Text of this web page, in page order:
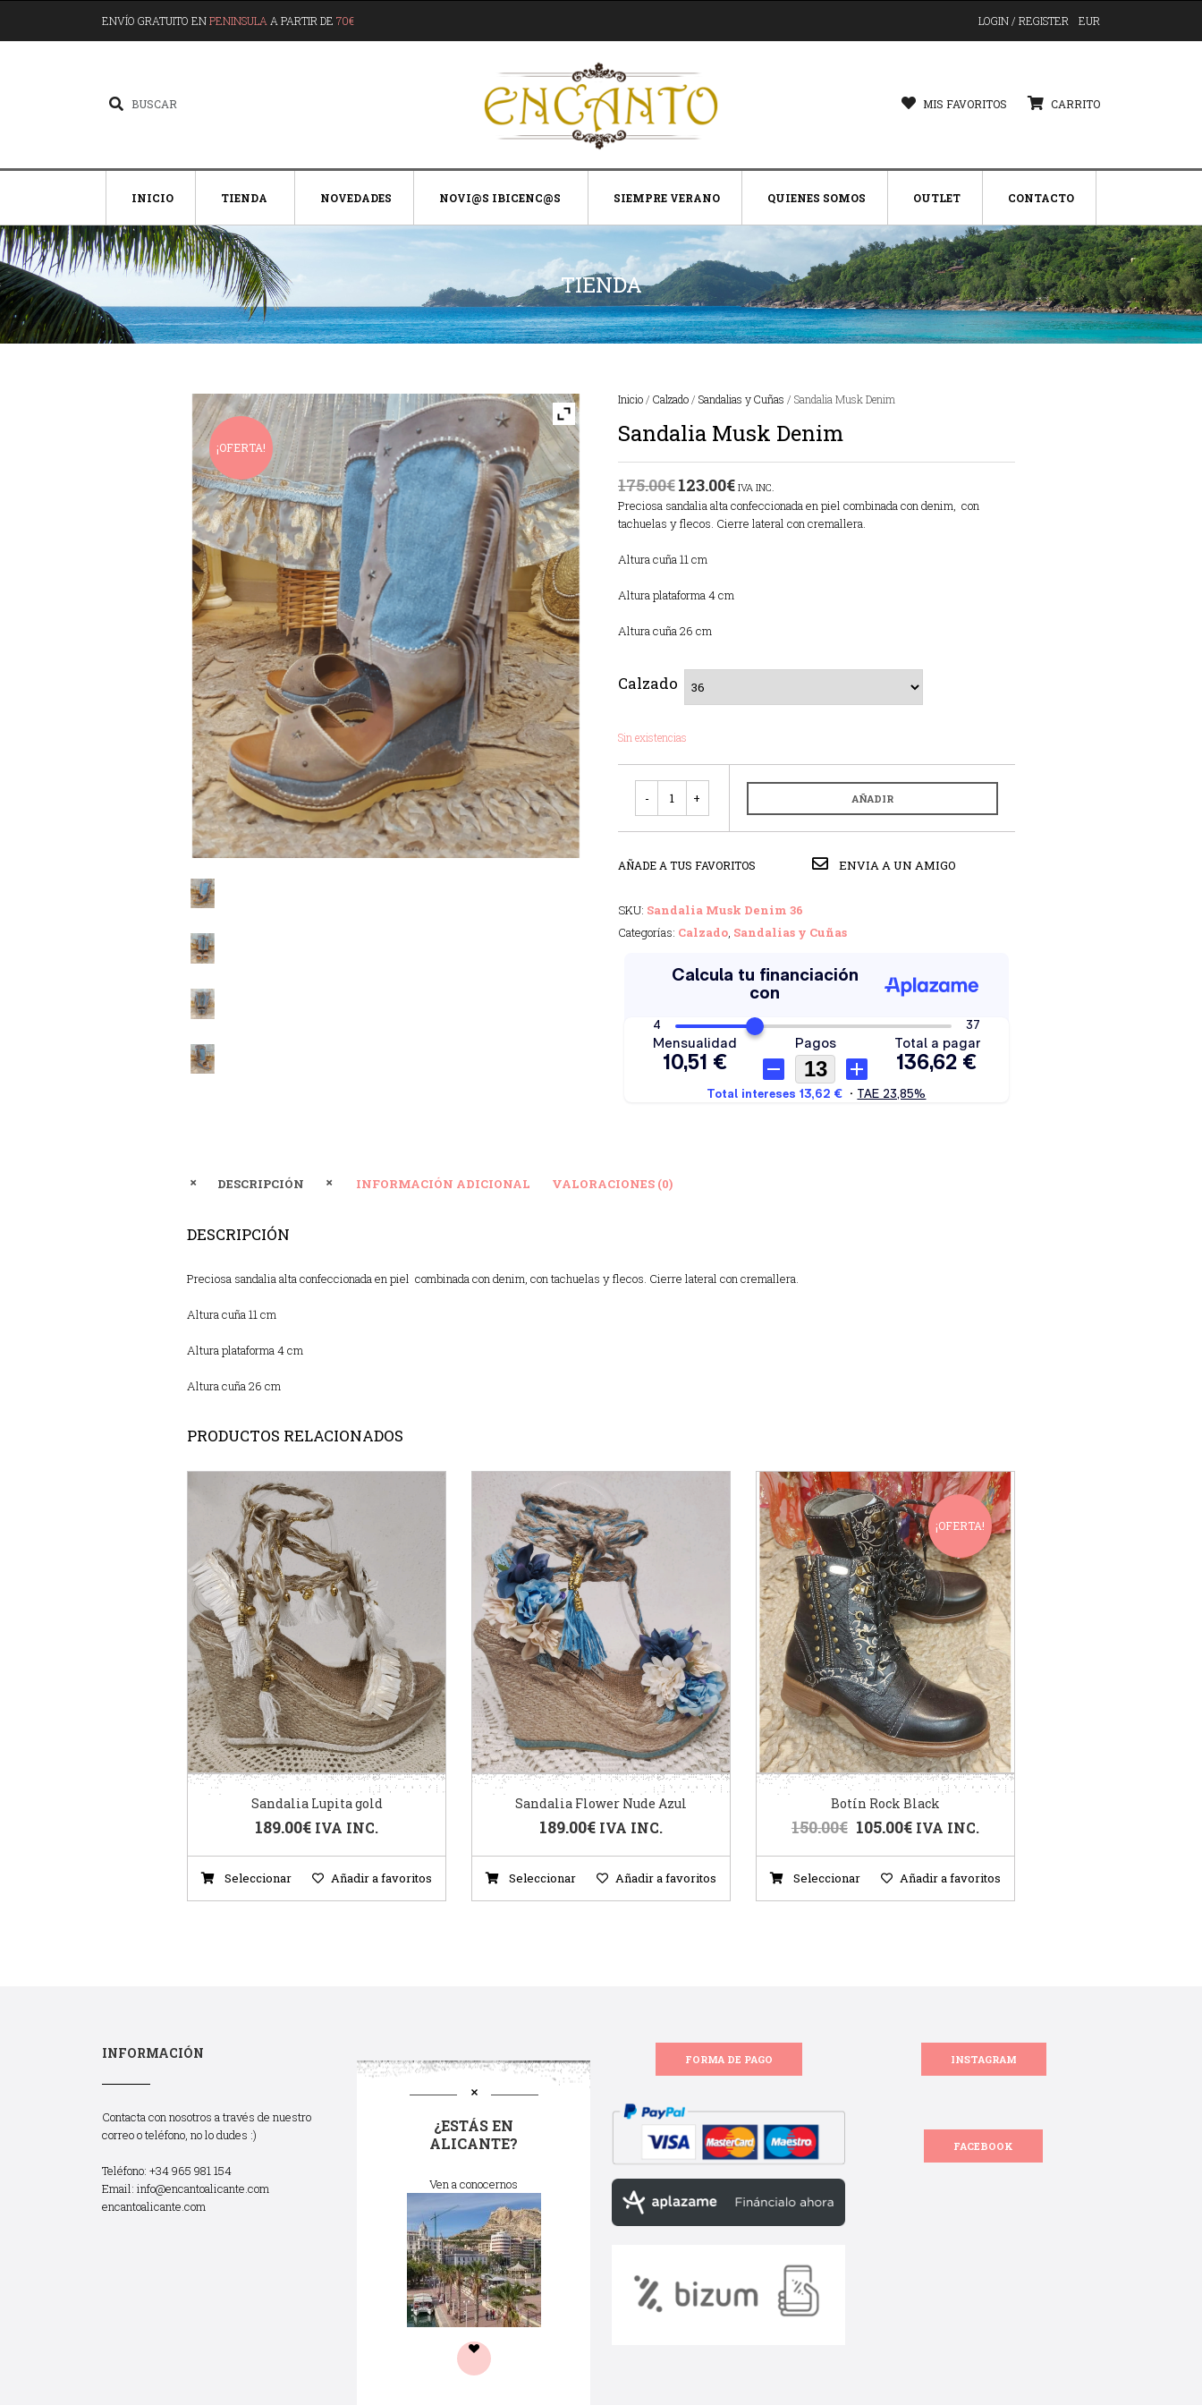
ENVÍO GRATUITO ENPENINSULA A PARTIR DE 70€ LOGIN / REGISTER EUR
MIS FAVORITOS CARRITO
INICIO TIENDA NOVEDADES NOVI@S IBICENC@S SIEMPRE VERANO QUIENES SOMOS OUTLET CONTACTO
TIENDA
¡OFERTA!
Inicio/ Calzado/ Sandalias y Cuñas / Sandalia Musk Denim
Sandalia Musk Denim
175.00€123.00€ IVA INC.
Preciosa sandalia alta confeccionada en piel combinada con denim, con
tachuelas y flecos. Cierre lateral con cremallera.
Altura cuña 11 cm
Altura plataforma 4 cm
Altura cuña 26 cm
Calzado
Sin existencias
AÑADIR
AÑADE A TUS FAVORITOS ENVIA A UN AMIGO
SKU: Sandalia Musk Denim 36
Categorías: Calzado, Sandalias y Cuñas
DESCRIPCIÓN INFORMACIÓN ADICIONAL VALORACIONES (0)
DESCRIPCIÓN
Preciosa sandalia alta confeccionada en piel combinada con denim, con tachuelas y flecos. Cierre lateral con cremallera.
Altura cuña 11 cm
Altura plataforma 4 cm
Altura cuña 26 cm
PRODUCTOS RELACIONADOS
Sandalia Lupita gold
189.00€ IVA INC.
Seleccionar Añadir a favoritos
Sandalia Flower Nude Azul
189.00€ IVA INC.
Seleccionar Añadir a favoritos
¡OFERTA!
Botín Rock Black
150.00€ 105.00€ IVA INC.
Seleccionar Añadir a favoritos
INFORMACIÓN
Contacta con nosotros a través de nuestro
correo o teléfono, no lo dudes :)
Teléfono: +34 965 981 154
Email: info@encantoalicante.com
encantoalicante.com
¿ESTÁS EN
ALICANTE?
Ven a conocernos
FORMA DE PAGO INSTAGRAM
FACEBOOK